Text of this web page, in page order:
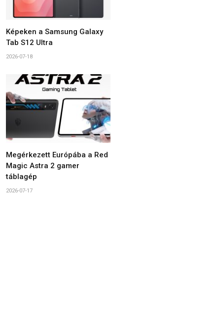
Képeken a Samsung Galaxy
Tab S12 Ultra
2026-07-18
Megérkezett Európába a Red
Magic Astra 2 gamer
táblagép
2026-07-17